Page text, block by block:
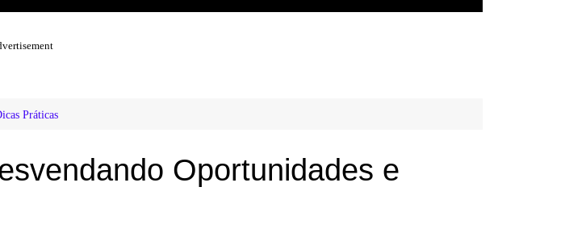
Práticas
Oportunidades e